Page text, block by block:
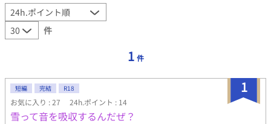
件
1 件
1
短編 完結 R18
お気に入り : 27 24h.ポイント : 14
雪って音を吸収するんだぜ？